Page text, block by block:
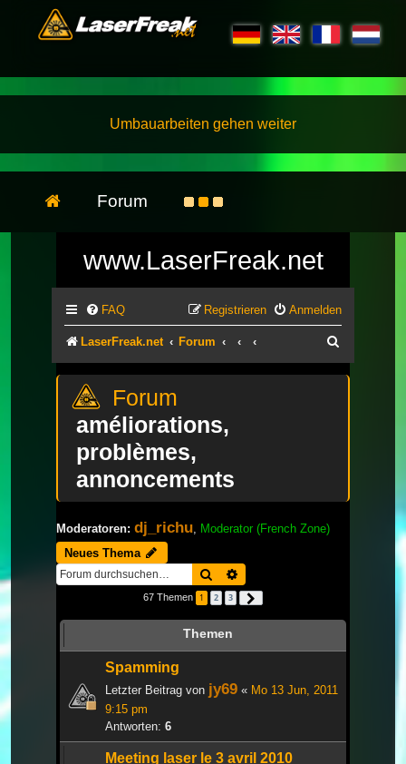
Umbauarbeiten gehen weiter
Forum
www.LaserFreak.net
FAQ Anmelden
Registrieren
LaserFreak.net Forum
améliorations,
problèmes,
annoncements
Moderatoren: dj_richu Moderator (French Zone)
Neues Thema
Suche
67 Themen 1 2 3
Themen
Spamming
Letzter Beitrag von jy69 « Mo 13 Jun, 2011
9:15 pm
Antworten: 6
Meeting laser le 3 avril 2010